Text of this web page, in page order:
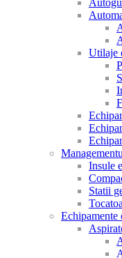
Utilaje
Insule
Statii
Echipamente